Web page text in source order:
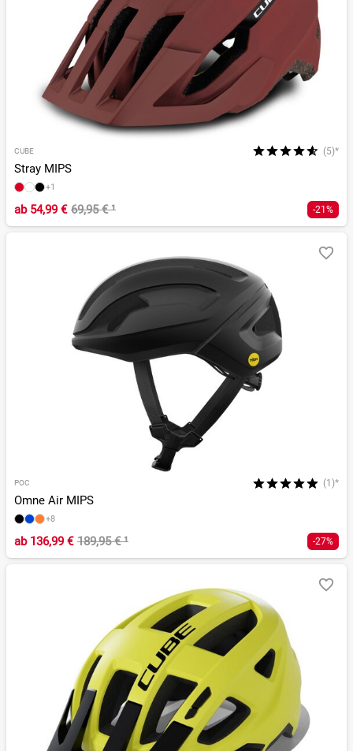
CUBE (5)*
Stray MIPS
+1
ab54,99 € 69,95 €¹ -21%
POC (1)*
Omne Air MIPS
+8
ab136,99 € 189,95 €¹ -27%